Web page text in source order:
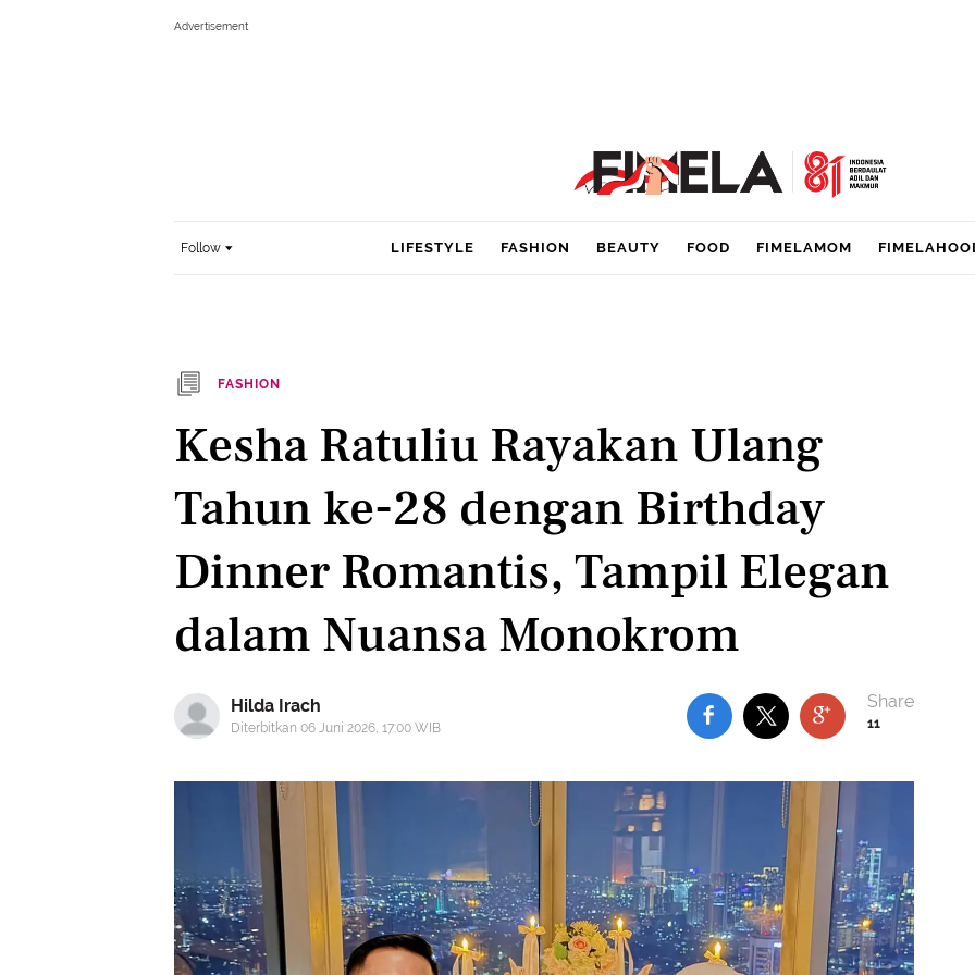
Follow LIFESTYLE FASHION BEAUTY FOOD FIMELAMOM
FASHION
Kesha Ratuliu Rayakan Ulang
Tahun ke-28 dengan Birthday
Dinner Romantis, Tampil Elegan
dalam Nuansa Monokrom
Hilda Irach
Diterbitkan 06 Juni 2026, 17:00 WIB 11